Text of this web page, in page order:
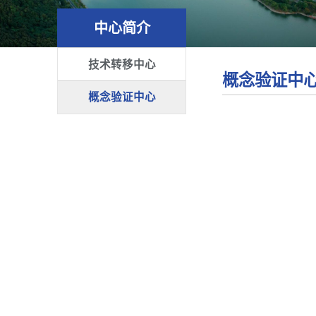
中心简介
技术转移中心
概念验证中心
概念验证中